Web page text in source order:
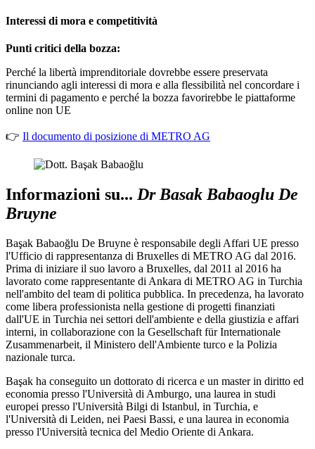
Interessi di mora e competitività
Punti critici della bozza:
Perché la libertà imprenditoriale dovrebbe essere preservata
rinunciando agli interessi di mora e alla flessibilità nel concordare i
termini di pagamento e perché la bozza favorirebbe le piattaforme
online non UE
👉 Il documento di posizione di METRO AG
Informazioni su... Dr Basak Babaoglu De
Bruyne
Başak Babaoğlu De Bruyne è responsabile degli Affari UE presso
l'Ufficio di rappresentanza di Bruxelles di METRO AG dal 2016.
Prima di iniziare il suo lavoro a Bruxelles, dal 2011 al 2016 ha
lavorato come rappresentante di Ankara di METRO AG in Turchia
nell'ambito del team di politica pubblica. In precedenza, ha lavorato
come libera professionista nella gestione di progetti finanziati
dall'UE in Turchia nei settori dell'ambiente e della giustizia e affari
interni, in collaborazione con la Gesellschaft für Internationale
Zusammenarbeit, il Ministero dell'Ambiente turco e la Polizia
nazionale turca.
Başak ha conseguito un dottorato di ricerca e un master in diritto ed
economia presso l'Università di Amburgo, una laurea in studi
europei presso l'Università Bilgi di Istanbul, in Turchia, e
l'Università di Leiden, nei Paesi Bassi, e una laurea in economia
presso l'Università tecnica del Medio Oriente di Ankara.